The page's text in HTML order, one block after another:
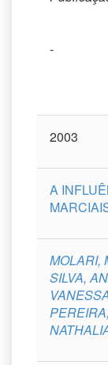
-
2003
A
MOLARI,
SILVA,